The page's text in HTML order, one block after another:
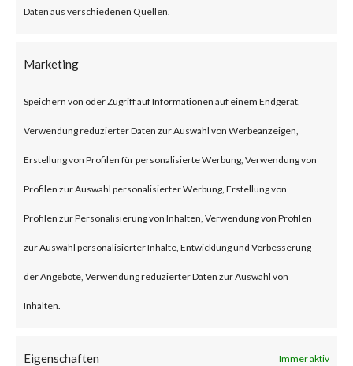
Daten aus verschiedenen Quellen.
Marketing
Speichern von oder Zugriff auf Informationen auf einem Endgerät,
Verwendung reduzierter Daten zur Auswahl von Werbeanzeigen,
Erstellung von Profilen für personalisierte Werbung, Verwendung von
Profilen zur Auswahl personalisierter Werbung, Erstellung von
Profilen zur Personalisierung von Inhalten, Verwendung von Profilen
zur Auswahl personalisierter Inhalte, Entwicklung und Verbesserung
der Angebote, Verwendung reduzierter Daten zur Auswahl von
Inhalten.
Eigenschaften Immer aktiv
actors to create a zip file that
the same filename. Opening
(some refer to this as “viewing”)
the file launches a malicious
script in the folder.
Why is this Significant?
This is significant because
WinRAR is widely used and CVE-
exploited as a 0-day in April